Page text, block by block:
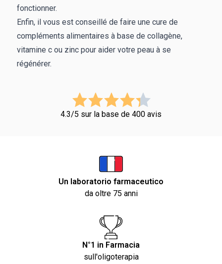
fonctionner.
Enfin, il vous est conseillé de faire une cure de
compléments alimentaires à base de collagène,
vitamine c ou zinc pour aider votre peau à se
régénérer.
4.3/5 sur la base de 400 avis
Un laboratorio farmaceutico
da oltre 75 anni
N°1 in Farmacia
sull'oligoterapia